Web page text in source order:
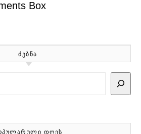
Box
ᲫᲔᲑᲜᲐ
ᲓᲦᲔᲡ